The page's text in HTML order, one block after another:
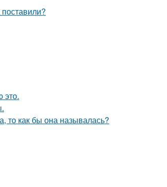
это.
то как бы она называлась?